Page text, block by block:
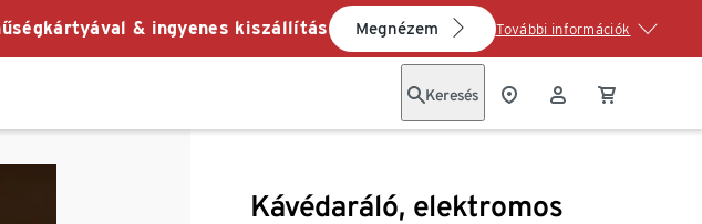
& ingyenes kiszállítás Megnézem További információk
Keresés
Kávédaráló, elektromos